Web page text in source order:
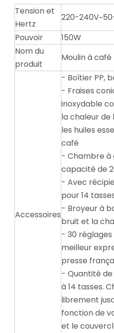
Tension et
Hertz
220-
Pouvoir
150W
Nom du
produit
Moulin à café
Accessoires
- Boîtier PP,
- Fraises
inoxydable
la chaleur
les huiles
café
- Chambre à
capacité de
- Avec
pour 14
- Broyeur à
bruit et la
- 30
meilleur
presse
- Quantité
à 14 tasses.
librement
fonction de
et le